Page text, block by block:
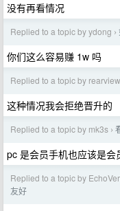
没有再看情况
Replied to a topic by ydong ›
你们这么容易赚 1w 吗
Replied to a topic by
这种情况我会拒绝晋升的
Replied to a topic by mk3s ›
pc 是会员手机也应该是会
Replied to a topic by
友好